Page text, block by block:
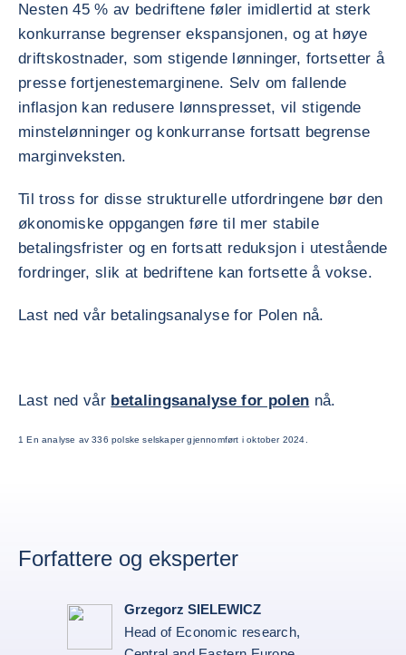
Nesten 45 % av bedriftene føler imidlertid at sterk
konkurranse begrenser ekspansjonen, og at høye
driftskostnader, som stigende lønninger, fortsetter å
presse fortjenestemarginene. Selv om fallende
inflasjon kan redusere lønnspresset, vil stigende
minstelønninger og konkurranse fortsatt begrense
marginveksten.
Til tross for disse strukturelle utfordringene bør den
økonomiske oppgangen føre til mer stabile
betalingsfrister og en fortsatt reduksjon i utestående
fordringer, slik at bedriftene kan fortsette å vokse.
Last ned vår betalingsanalyse for Polen nå.
Last ned vår betalingsanalyse for polen nå.
1 En analyse av 336 polske selskaper gjennomført i oktober 2024.
Forfattere og eksperter
Grzegorz SIELEWICZ
Head of Economic research,